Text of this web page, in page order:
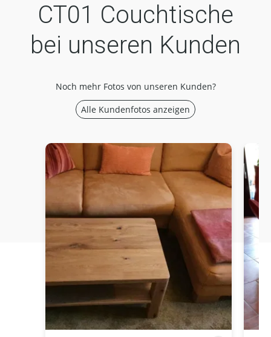
CT01 Couchtische
bei unseren Kunden
Noch mehr Fotos von unseren Kunden?
Alle Kundenfotos anzeigen